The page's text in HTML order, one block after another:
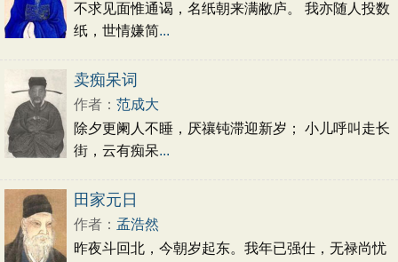
不求见面惟通谒，名纸朝来满敝庐。 我亦随人投数
纸，世情嫌简...
卖痴呆词
作者： 范成大
除夕更阑人不睡，厌禳钝滞迎新岁； 小儿呼叫走长
街，云有痴呆...
田家元日
作者： 孟浩然
昨夜斗回北，今朝岁起东。我年已强仕，无禄尚忧